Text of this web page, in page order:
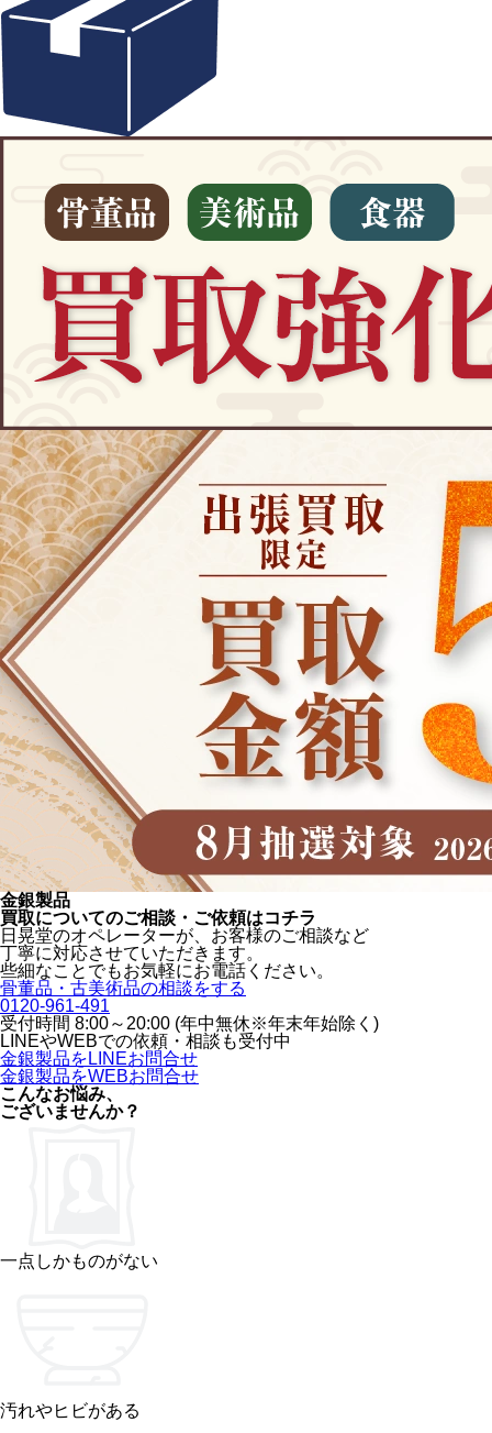
金銀製品
買取についてのご相談・ご依頼はコチラ
日晃堂のオペレーターが、お客様のご相談など
丁寧に対応させていただきます。
些細なことでもお気軽にお電話ください。
骨董品・古美術品の相談をする
0120-961-491
受付時間 8:00～20:00 (年中無休※年末年始除く)
LINEやWEBでの依頼・相談も受付中
金銀製品をLINEお問合せ
金銀製品をWEBお問合せ
こんなお悩み、
ございませんか？
一点しかものがない
汚れやヒビがある